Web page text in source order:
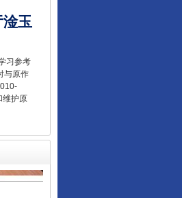
淦玉
习参考
与原作
维护原